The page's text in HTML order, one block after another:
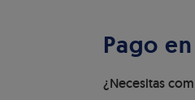
Pago
¿Necesitas